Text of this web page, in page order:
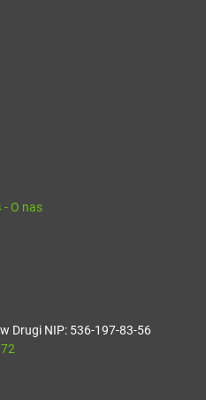
O nas
Drugi NIP: 536-197-83-56